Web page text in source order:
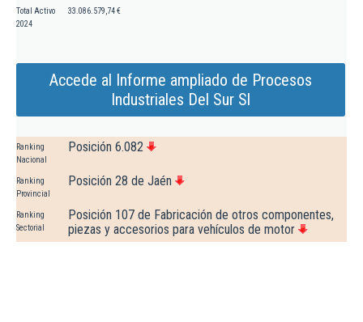
Total Activo
2024
33.086.579,74 €
Accede al Informe ampliado de Procesos
Industriales Del Sur Sl
Ranking
Nacional
Posición 6.082
Ranking
Provincial
Posición 28 de Jaén
Ranking
Sectorial
Posición 107 de Fabricación de otros componentes,
piezas y accesorios para vehículos de motor